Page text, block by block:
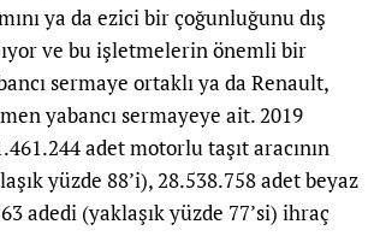
ya da ezici bir çoğunluğunu dış
ve bu işletmelerin önemli bir
sermaye ortaklı ya da Renault,
yabancı sermayeye ait. 2019
adet motorlu taşıt aracının
yüzde 88’i), 28.538.758 adet beyaz
adedi (yaklaşık yüzde 77’si) ihraç